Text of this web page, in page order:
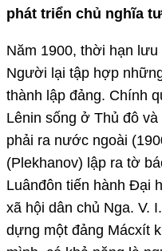
phát triển chủ nghĩa
Năm 1900, thời hạn lưu
Người lại tập hợp
thành lập đảng. Chính
Lênin sống ở Thủ đô
phải ra nước ngoài
(Plekhanov) lập ra tờ
Luânđôn tiến hành Đại
xã hội dân chủ Nga. V.
dựng một đảng Mácxít